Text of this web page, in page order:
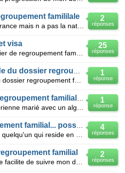
2
réponses
famililale
25
réponses
visa
1
réponse
1
réponse
4
réponses
2
réponses
familial